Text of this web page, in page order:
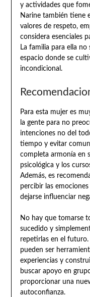
y actividades que
Narine también tiene
valores de respeto,
considera esenciales
La familia para ella
espacio donde se
incondicional.
Para esta mujer es
la gente para no
intenciones no del
tiempo y evitar
completa armonía en
psicológica y los
Además, es
percibir las
dejarse influenciar
No hay que tomarse
sucedido y
repetirlas en el
pueden ser
experiencias y
buscar apoyo en
proporcionar una
autoconfianza.